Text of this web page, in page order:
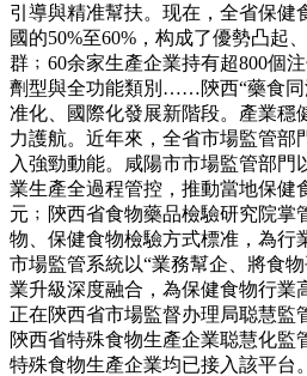
引導與精准幫扶。现在，全省保健
國的50%至60%，构成了優勢凸起
群﹔60余家生產企業持有超800個
劑型與全功能類別……陝西“藥食同
准化、國際化發展新階段。產業穩
力護航。近年來，全省市場監管部
入強勁動能。咸陽市市場監管部門
業生產全過程管控，推動當地保健
元﹔陝西省食物藥品檢驗研究院掌
物、保健食物檢驗方式標准，為行
市場監管系統以“業務幫企、將食
業升級深度融合，為保健食物行業
正在陝西省市場監督办理局聪慧監
陝西省特殊食物生產企業聪慧化監
特殊食物生產企業均已接入該平台